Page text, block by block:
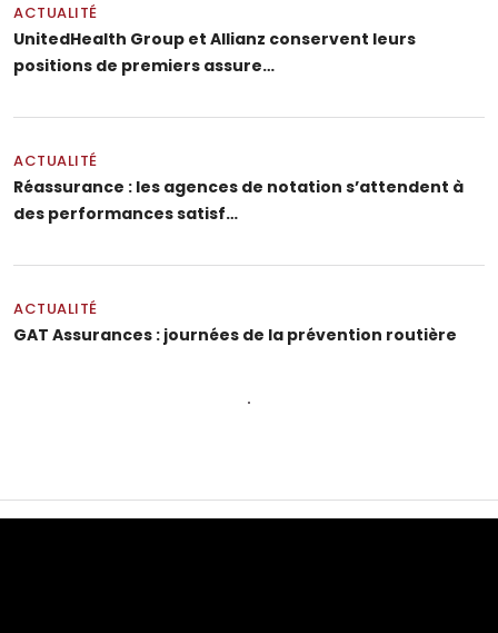
ACTUALITÉ
UnitedHealth Group et Allianz conservent leurs
positions de premiers assure…
ACTUALITÉ
Réassurance : les agences de notation s’attendent à
des performances satisf…
ACTUALITÉ
GAT Assurances : journées de la prévention routière